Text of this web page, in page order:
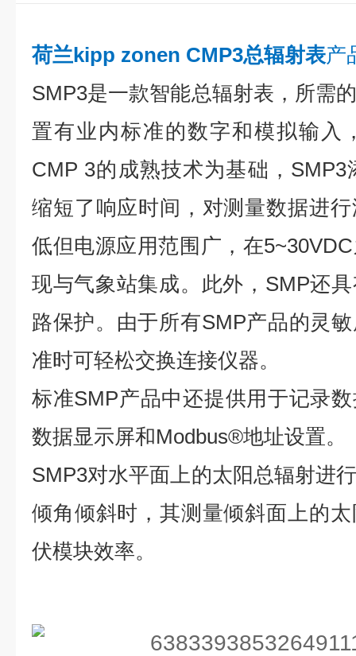
荷兰kipp zonen CMP3总辐射表产
SMP3是一款智能总辐射表，所需
置有业内标准的数字和模拟输入
CMP 3的成熟技术为基础，
缩短了响应时间，对测量数据进
低但电源应用范围广，在
现与气象站集成。此外，SMP还
路保护。由于所有SMP产品的灵
准时可轻松交换连接仪器。
标准SMP产品中还提供用于记录
数据显示屏和Modbus®地址设置。
SMP3对水平面上的太阳总辐射进
倾角倾斜时，其测量倾斜面上的
伏模块效率。